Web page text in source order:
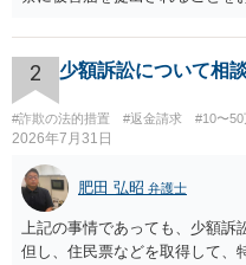
2 少額訴訟について相
#詐欺の法的措置 #返金請求 #10〜
2026年7月31日
肥田 弘昭 弁護士
上記の事情であっても、少額訴
但し、住民票などを取得して、